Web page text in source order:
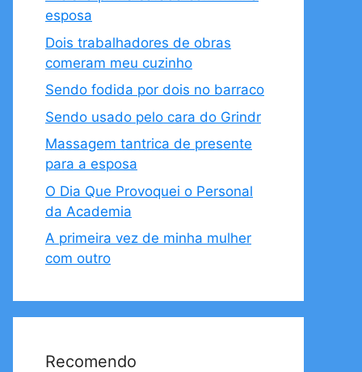
esposa
Dois trabalhadores de obras
comeram meu cuzinho
Sendo fodida por dois no barraco
Sendo usado pelo cara do Grindr
Massagem tantrica de presente
para a esposa
O Dia Que Provoquei o Personal
da Academia
A primeira vez de minha mulher
com outro
Recomendo